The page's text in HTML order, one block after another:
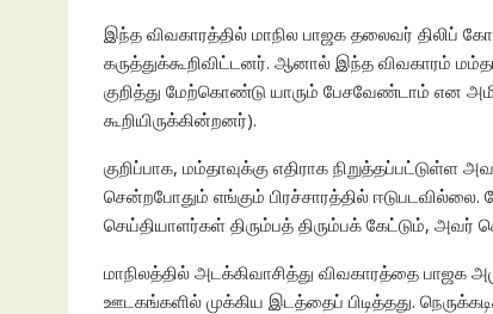
இந்த விவகாரத்தில் மாநில பாஜக தலைவர் திலிப்
கருத்துக்கூறிவிட்டனர். ஆனால் இந்த விவகாரம்
குறித்து மேற்கொண்டு யாரும் பேசவேண்டாம் என
கூறியிருக்கின்றனர்).
குறிப்பாக, மம்தாவுக்கு எதிராக
சென்றபோதும் எங்கும் பிரச்சாரத்தில்
செய்தியாளர்கள் திரும்பத் திரும்பக் கேட்டும், அவர்
மாநிலத்தில் அடக்கிவாசித்து விவகாரத்தை பாஜக
ஊடகங்களில் முக்கிய இடத்தைப் பிடித்தது.